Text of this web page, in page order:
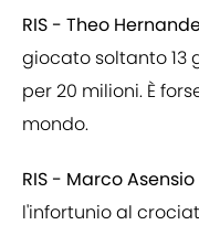
RIS - Theo
giocato soltanto 13
per 20 milioni. È
mondo.
RIS - Marco
l'infortunio al